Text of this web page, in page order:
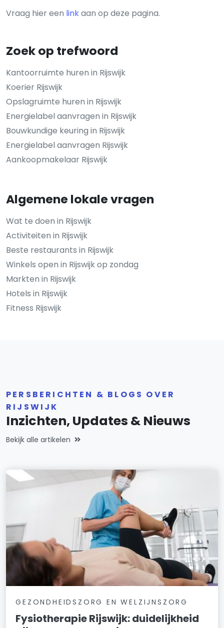
Vraag hier een linkaan op deze pagina.
Zoek op trefwoord
Kantoorruimte huren in Rijswijk
Koerier Rijswijk
Opslagruimte huren in Rijswijk
Energielabel aanvragen in Rijswijk
Bouwkundige keuring in Rijswijk
Energielabel aanvragen Rijswijk
Aankoopmakelaar Rijswijk
Algemene lokale vragen
Wat te doen in Rijswijk
Activiteiten in Rijswijk
Beste restaurants in Rijswijk
Winkels open in Rijswijk op zondag
Markten in Rijswijk
Hotels in Rijswijk
Fitness Rijswijk
PERSBERICHTEN & BLOGS OVER
RIJSWIJK
Inzichten, Updates & Nieuws
Bekijk alle artikelen
GEZONDHEIDSZORG EN WELZIJNSZORG
Fysiotherapie Rijswijk: duidelijkheid